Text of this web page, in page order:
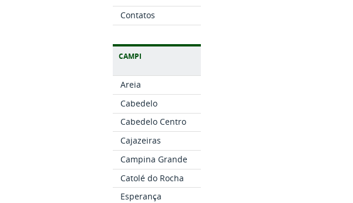
Contatos
CAMPI
Areia
Cabedelo
Cabedelo Centro
Cajazeiras
Campina Grande
Catolé do Rocha
Esperança